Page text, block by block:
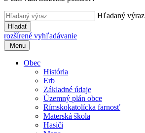
Hľadaný výraz
Hľadať
rozšírené vyhľadávanie
Menu
Obec
História
Erb
Základné údaje
Územný plán obce
Rímskokatolícka farnosť
Materská škola
Hasiči